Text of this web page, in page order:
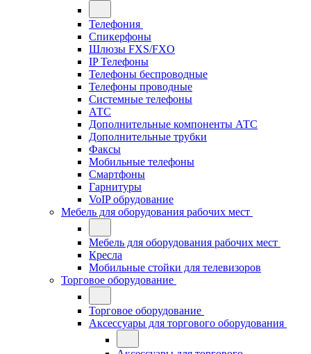
Телефония
Спикерфоны
Шлюзы FXS/FXO
IP Телефоны
Телефоны беспроводные
Телефоны проводные
Системные телефоны
АТС
Дополнительные компоненты АТС
Дополнительные трубки
Факсы
Мобильные телефоны
Смартфоны
Гарнитуры
VoIP обрудование
Мебель для оборудования рабочих мест
Мебель для оборудования рабочих мест
Кресла
Мобильные стойки для телевизоров
Торговое оборудование
Торговое оборудование
Аксессуары для торгового оборудования